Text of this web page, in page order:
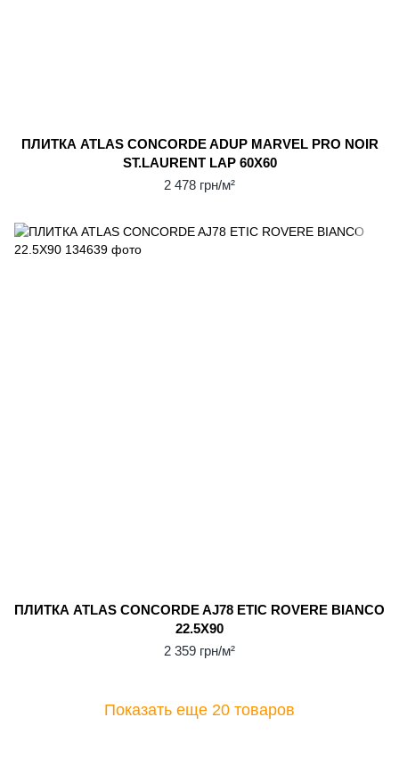
ПЛИТКА ATLAS CONCORDE ADUP MARVEL PRO NOIR
ST.LAURENT LAP 60X60
2 478 грн/м²
ПЛИТКА ATLAS CONCORDE AJ78 ETIC ROVERE BIANCO
22.5Х90
2 359 грн/м²
Показать еще 20 товаров